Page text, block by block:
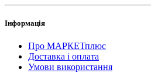
Інформація
Про МАРКЕТплюс
Доставка і оплата
Умови використання